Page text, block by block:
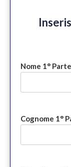
Nome 1°
Cognome 1°